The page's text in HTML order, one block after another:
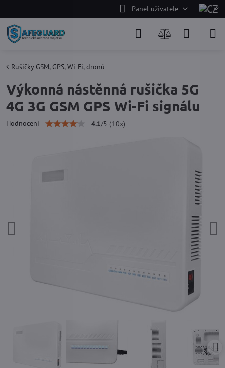
Panel uživatele
Rušičky GSM, GPS, Wi-Fi, dronů
Výkonná nástěnná rušička 5G
4G 3G GSM GPS Wi-Fi signálu
Hodnocení 4.1/5 (10x)